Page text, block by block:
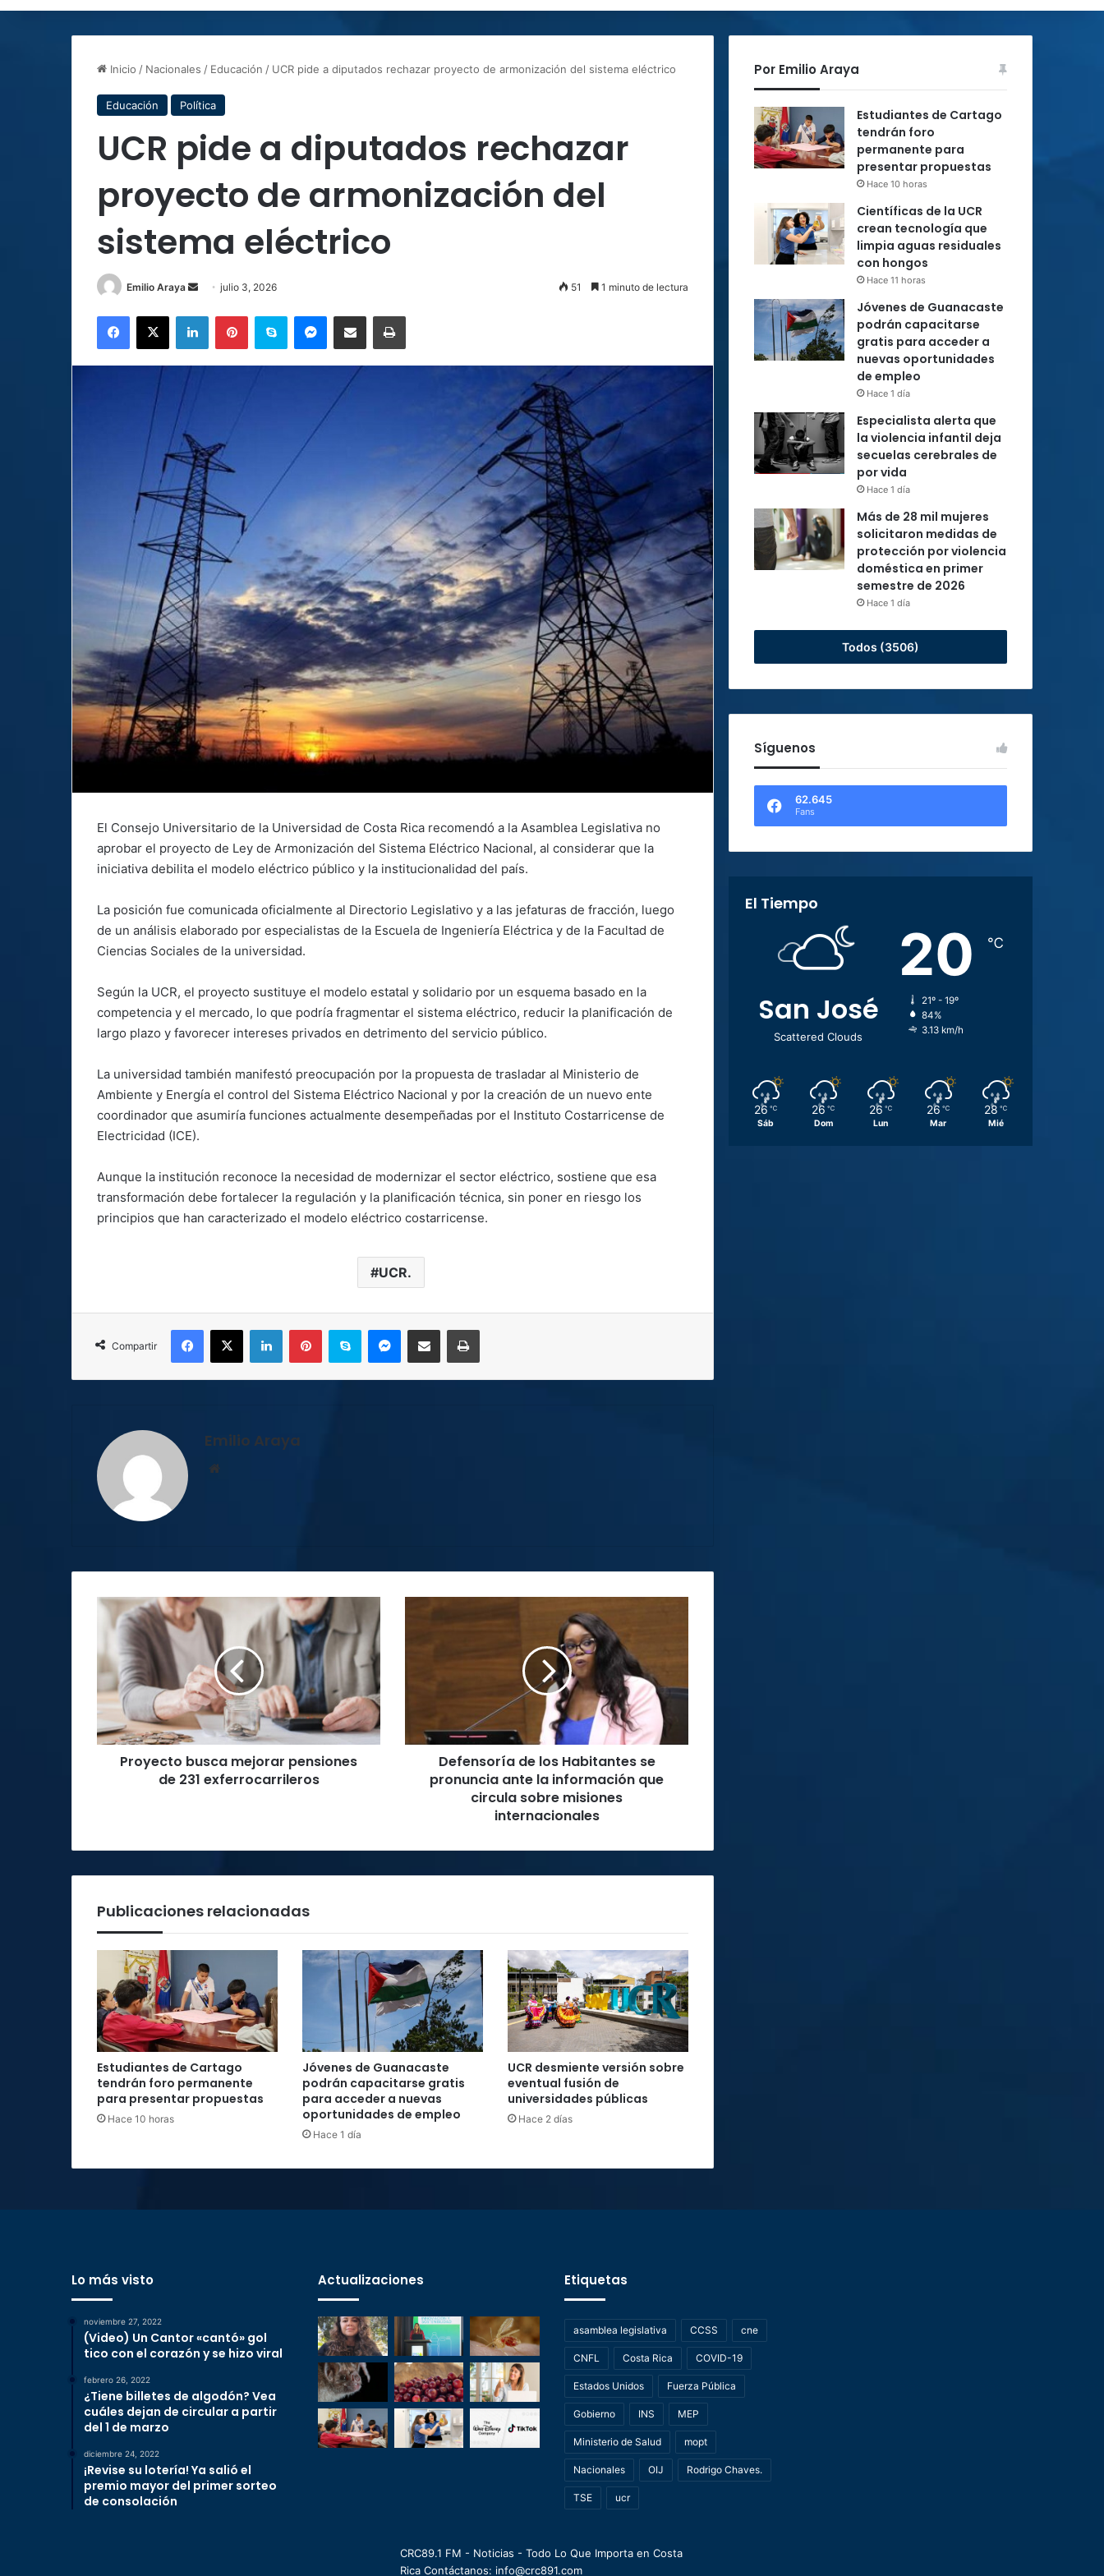
Inicio / Nacionales / Educación / UCR pide a diputados rechazar proyecto de armonización del sistema eléctrico
Educación Política
UCR pide a diputados rechazar
proyecto de armonización del
sistema eléctrico
Emilio Araya
Sendjulio 3, 2026 51 1 minuto de lectura
Facebook
X LinkedInPinterestSkype MessengerCompartir por correo electrónicoImprimir
El Consejo Universitario de la Universidad de Costa Rica recomendó a la Asamblea Legislativa no
aprobar el proyecto de Ley de Armonización del Sistema Eléctrico Nacional, al considerar que la
iniciativa debilita el modelo eléctrico público y la institucionalidad del país.
La posición fue comunicada oficialmente al Directorio Legislativo y a las jefaturas de fracción, luego
de un análisis elaborado por especialistas de la Escuela de Ingeniería Eléctrica y de la Facultad de
Ciencias Sociales de la universidad.
Según la UCR, el proyecto sustituye el modelo estatal y solidario por un esquema basado en la
competencia y el mercado, lo que podría fragmentar el sistema eléctrico, reducir la planificación de
largo plazo y favorecer intereses privados en detrimento del servicio público.
La universidad también manifestó preocupación por la propuesta de trasladar al Ministerio de
Ambiente y Energía el control del Sistema Eléctrico Nacional y por la creación de un nuevo ente
coordinador que asumiría funciones actualmente desempeñadas por el Instituto Costarricense de
Electricidad (ICE).
Aunque la institución reconoce la necesidad de modernizar el sector eléctrico, sostiene que esa
transformación debe fortalecer la regulación y la planificación técnica, sin poner en riesgo los
principios que han caracterizado el modelo eléctrico costarricense.
UCR.
Compartir
Facebook
X LinkedInPinterestSkype MessengerCompartir por correo electrónicoImprimir
Emilio Araya
Proyecto
busca
pensiones
de
231
exferrocarrileros
Proyecto busca mejorar pensiones
de 231 exferrocarrileros
información
circula
Defensoría de los Habitantes se
pronuncia ante la información que
circula sobre misiones
internacionales
Publicaciones relacionadas
Estudiantes de Cartago
tendrán foro permanente
para presentar propuestas
Hace 10 horas
Jóvenes de Guanacaste
podrán capacitarse gratis
para acceder a nuevas
oportunidades de empleo
Hace 1 día
UCR desmiente versión sobre
eventual fusión de
universidades públicas
Hace 2 días
Por Emilio Araya
Estudiantes de Cartago
tendrán foro
permanente para
presentar propuestas
Hace 10 horas
Científicas de la UCR
crean tecnología que
limpia aguas residuales
con hongos
Hace 11 horas
Jóvenes de Guanacaste
podrán capacitarse
gratis para acceder a
nuevas oportunidades
de empleo
Hace 1 día
Especialista alerta que
la violencia infantil deja
secuelas cerebrales de
por vida
Hace 1 día
Más de 28 mil mujeres
solicitaron medidas de
protección por violencia
doméstica en primer
semestre de 2026
Hace 1 día
Todos (3506)
Síguenos
62.645
Fans
El Tiempo
San José
Scattered Clouds
20 ℃
21º - 19º
84%
3.13 km/h
26 ℃
Sáb
26 ℃
Dom
26 ℃
Lun
26 ℃
Mar
28 ℃
Mié
Lo más visto
noviembre 27, 2022
(Video) Un Cantor «cantó» gol
tico con el corazón y se hizo viral
febrero 26, 2022
¿Tiene billetes de algodón? Vea
cuáles dejan de circular a partir
del 1 de marzo
diciembre 24, 2022
¡Revise su lotería! Ya salió el
premio mayor del primer sorteo
de consolación
Actualizaciones Etiquetas
asamblea legislativa CCSS cne
CNFL Costa Rica COVID-19
Estados Unidos Fuerza Pública
Gobierno INS MEP
Ministerio de Salud mopt
Nacionales OIJ Rodrigo Chaves.
TSE ucr
CRC89.1 FM - Noticias - Todo Lo Que Importa en Costa
Rica Contáctanos: info@crc891.com